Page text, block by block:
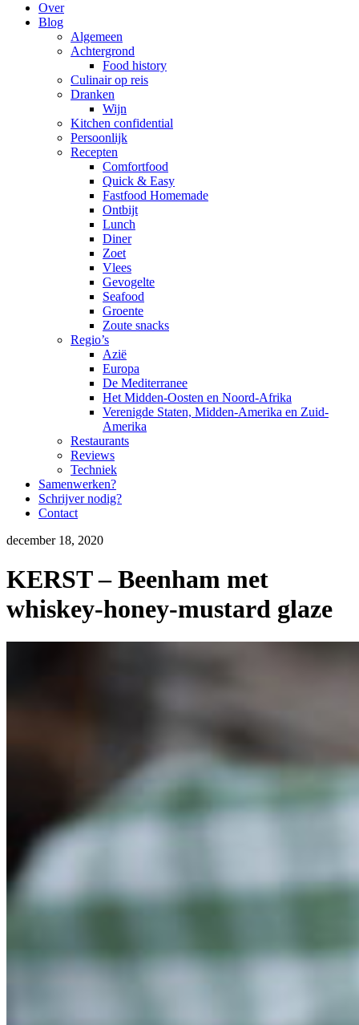
Over
Blog
Algemeen
Achtergrond
Food history
Culinair op reis
Dranken
Wijn
Kitchen confidential
Persoonlijk
Recepten
Comfortfood
Quick & Easy
Fastfood Homemade
Ontbijt
Lunch
Diner
Zoet
Vlees
Gevogelte
Seafood
Groente
Zoute snacks
Regio’s
Azië
Europa
De Mediterranee
Het Midden-Oosten en Noord-Afrika
Verenigde Staten, Midden-Amerika en Zuid-
Amerika
Restaurants
Reviews
Techniek
Samenwerken?
Schrijver nodig?
Contact
december 18, 2020
KERST – Beenham met
whiskey-honey-mustard glaze